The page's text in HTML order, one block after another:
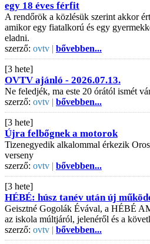
egy 18 éves férfit
A rendőrök a közlésük szerint akkor
amikor egy fiatalkorú és egy
eladni.
szerző: ovtv | bővebben...
[3 hete]
OVTV ajánló - 2026.07.13.
Ne feledjék, ma este 20 órától ismét
szerző: ovtv | bővebben...
[3 hete]
Újra felbőgnek a motorok
Tizenegyedik alkalommal érkezik
verseny
szerző: ovtv | bővebben...
[3 hete]
HÉBÉ: húsz tanév után új
Geisztné Gogolák Évával, a HÉBÉ
az iskola múltjáról, jelenéről és a
szerző: ovtv | bővebben...